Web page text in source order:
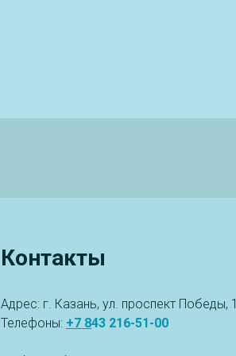
Контакты
Адрес: г. Казань, ул. проспект Победы,
Телефоны: +7 843 216-51-00